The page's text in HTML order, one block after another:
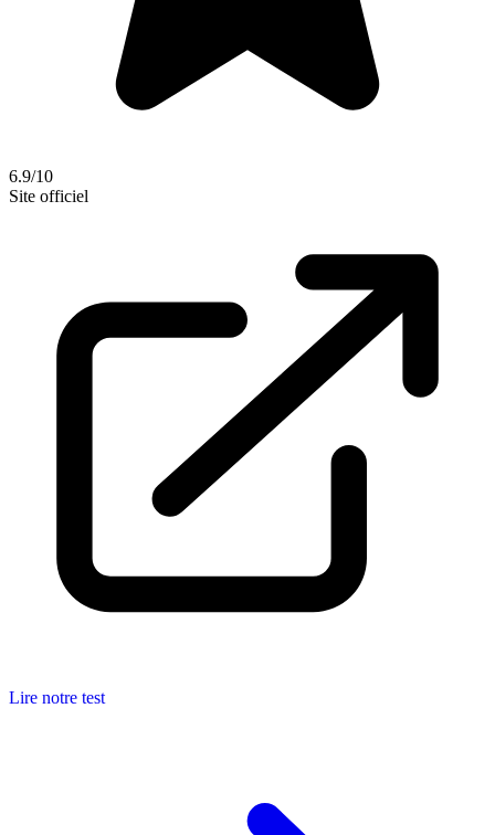
6.9/10
Site officiel
Lire notre test